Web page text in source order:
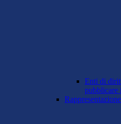
Enti di
pubblicare